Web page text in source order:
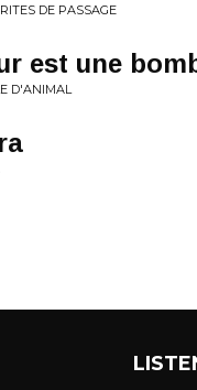
DE PASSAGE
est une
D'ANIMAL